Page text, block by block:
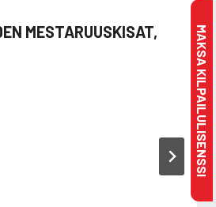
MESTARUUSKISAT,
MAKSA KILPAILULISENSSI